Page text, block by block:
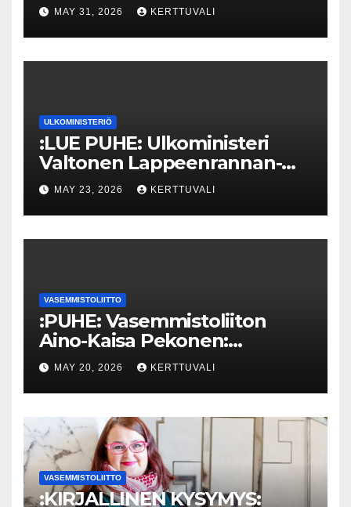
MAY 31, 2026 KERTTUVALI
ULKOMINISTERIÖ
:LUE PUHE: Ulkoministeri
Valtonen Lappeenrannan-
Lahden teknillisen yliopiston
kunniatohtoriksi
MAY 23, 2026 KERTTUVALI
VASEMMISTOLIITTO
:PUHE: Vasemmistoliiton
Aino-Kaisa Pekonen:
Eriarvoistumisen
pysäyttäminen luo
turvallisuutta
MAY 20, 2026 KERTTUVALI
VASEMMISTOLIITTO
:KIRJALLINEN KYSYMYS: